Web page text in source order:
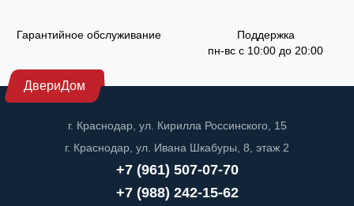
Гарантийное обслуживание
Поддержка
пн-вс с 10:00 до 20:00
ДвериДом
г. Краснодар, ул. Кирилла Россинского, 15
г. Краснодар, ул. Ивана Шкабуры, 8, этаж 2
+7 (961) 507-07-70
+7 (988) 242-15-62